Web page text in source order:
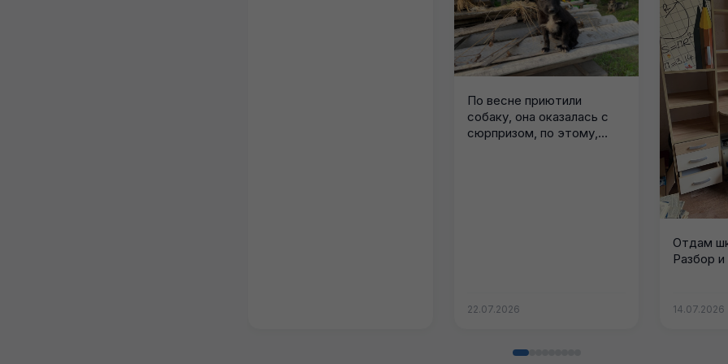
По весне приютили
собаку, она оказалась с
сюрпризом, по этому,
22.07.2026
Отдам
Разбор и
14.07.2026